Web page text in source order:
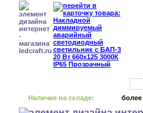
Наличие на складе: более